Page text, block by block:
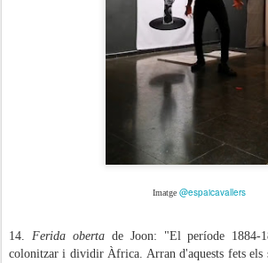
Imatge @espaicavallers
14. Ferida obertade Joon: "El període 1884-
colonitzar i dividir Àfrica. Arran d'aquests fets els